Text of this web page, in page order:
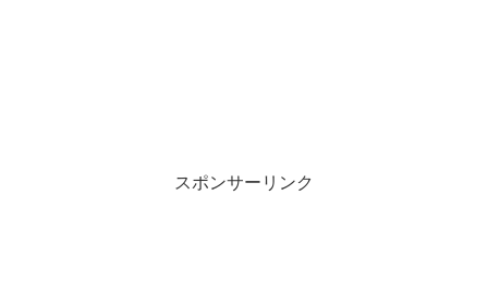
スポンサーリンク